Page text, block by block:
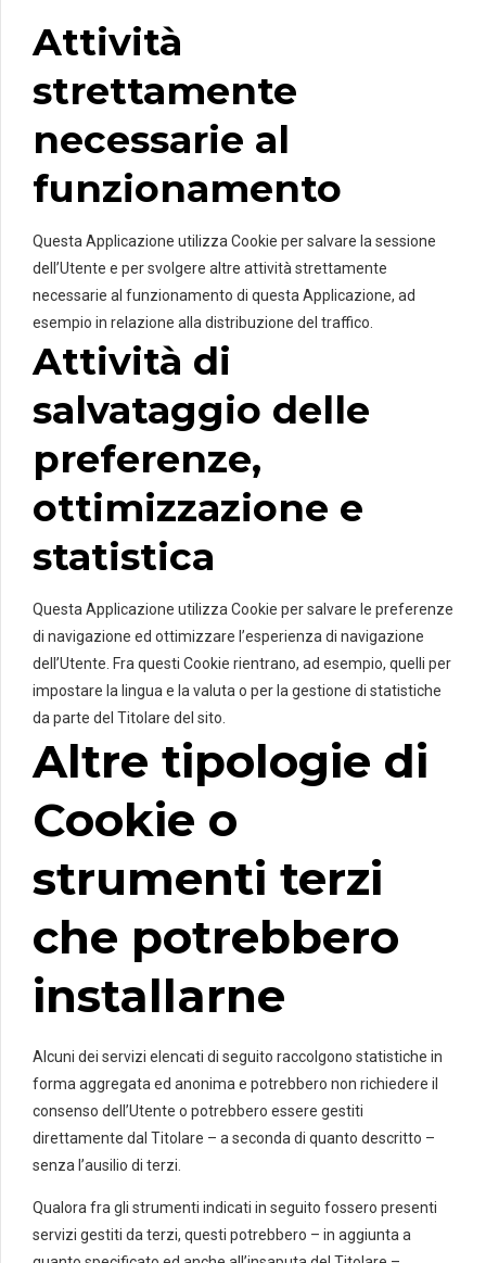
Attività
strettamente
necessarie al
funzionamento
Questa Applicazione utilizza Cookie per salvare la sessione
dell’Utente e per svolgere altre attività strettamente
necessarie al funzionamento di questa Applicazione, ad
esempio in relazione alla distribuzione del traffico.
Attività di
salvataggio delle
preferenze,
ottimizzazione e
statistica
Questa Applicazione utilizza Cookie per salvare le preferenze
di navigazione ed ottimizzare l’esperienza di navigazione
dell’Utente. Fra questi Cookie rientrano, ad esempio, quelli per
impostare la lingua e la valuta o per la gestione di statistiche
da parte del Titolare del sito.
Altre tipologie di
Cookie o
strumenti terzi
che potrebbero
installarne
Alcuni dei servizi elencati di seguito raccolgono statistiche in
forma aggregata ed anonima e potrebbero non richiedere il
consenso dell’Utente o potrebbero essere gestiti
direttamente dal Titolare – a seconda di quanto descritto –
senza l’ausilio di terzi.
Qualora fra gli strumenti indicati in seguito fossero presenti
servizi gestiti da terzi, questi potrebbero – in aggiunta a